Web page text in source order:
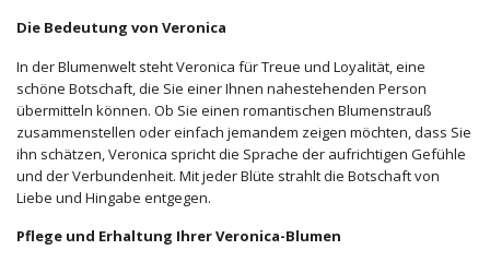
Die Bedeutung von Veronica
In der Blumenwelt steht Veronica für Treue und Loyalität, eine
schöne Botschaft, die Sie einer Ihnen nahestehenden Person
übermitteln können. Ob Sie einen romantischen Blumenstrauß
zusammenstellen oder einfach jemandem zeigen möchten, dass Sie
ihn schätzen, Veronica spricht die Sprache der aufrichtigen Gefühle
und der Verbundenheit. Mit jeder Blüte strahlt die Botschaft von
Liebe und Hingabe entgegen.
Pflege und Erhaltung Ihrer Veronica-Blumen